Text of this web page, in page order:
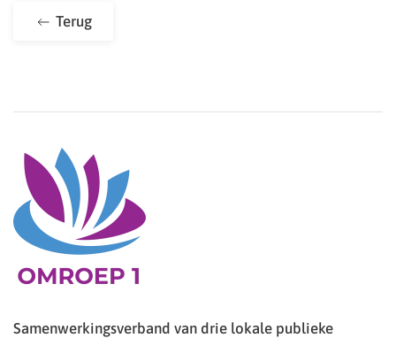
Terug
Samenwerkingsverband van drie lokale publieke